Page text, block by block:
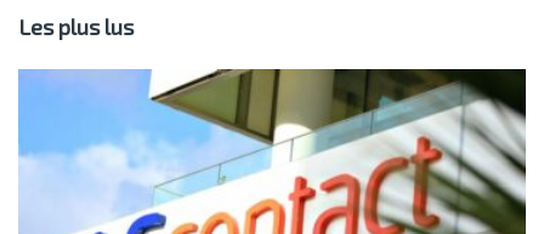
Les plus lus